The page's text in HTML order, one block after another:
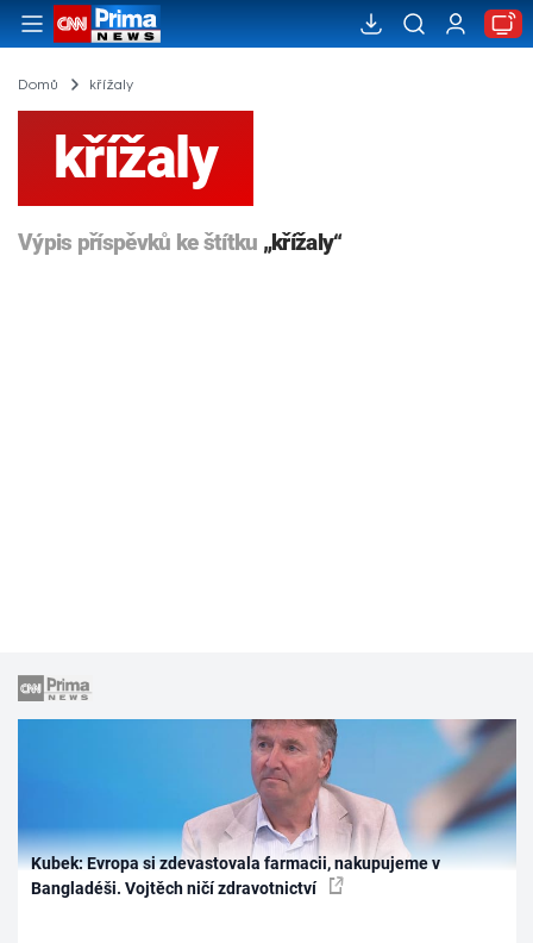
Domů křížaly
křížaly
Výpis příspěvků ke štítku „křížaly“
Kubek: Evropa si zdevastovala farmacii, nakupujeme v
Bangladéši. Vojtěch ničí zdravotnictví